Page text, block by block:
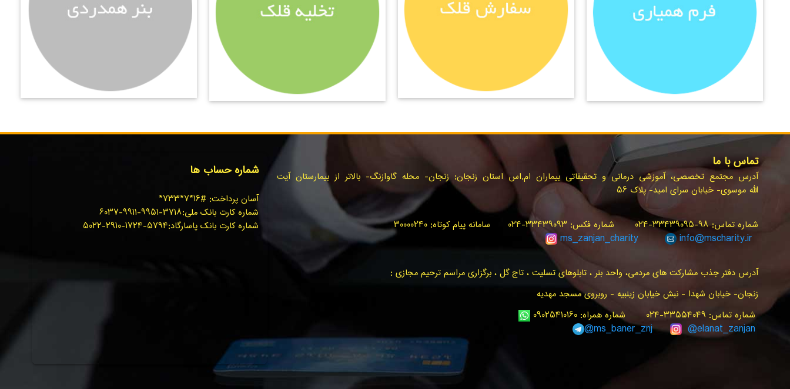
تماس با ما
آدرس مجتمع تخصصی، آموزشی درمانی و تحقیقاتی بیماران ام.اس استان زنجان: زنجان- محله گاوازنگ- بالاتر از بیمارستان آیت
الله موسوی- خیابان سرای امید- پلاک ۵۶
شماره تماس: ۹۸-۳۳۴۳۹۰۹۵-۰۲۴ شماره فکس: ۳۳۴۳۹۰۹۳-۰۲۴ سامانه پیام کوتاه: ۳۰۰۰۰۲۴۰
ms_zanjan_charity info@mscharity.ir
آدرس دفتر جذب مشارکت های مردمی، واحد بنر ، تابلوهای تسلیت ، تاج گل ، برگزاری مراسم ترحیم مجازی :
زنجان- خیابان شهدا - نبش خیابان زینبیه - روبروی مسجد مهدیه
شماره تماس: ۳۳۵۵۴۰۴۹-۰۲۴ شماره همراه: ۰۹۰۲۵۴۱۰۱۶۰
ms_baner_znj
@elanat_zanjan@
شماره حساب ها
آسان پرداخت: #۱۶*۷*۷۳۳*
شماره کارت بانک ملی:۳۷۱۸-۹۹۵۱-۹۹۱۱-۶۰۳۷
شماره کارت بانک پاسارگاد:۵۷۹۴-۱۷۲۴-۲۹۱۰-۵۰۲۲